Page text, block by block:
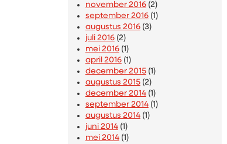
november 2016(2)
september 2016(1)
augustus 2016(3)
juli 2016(2)
mei 2016(1)
april 2016(1)
december 2015(1)
augustus 2015(2)
december 2014(1)
september 2014(1)
augustus 2014(1)
juni 2014(1)
mei 2014(1)